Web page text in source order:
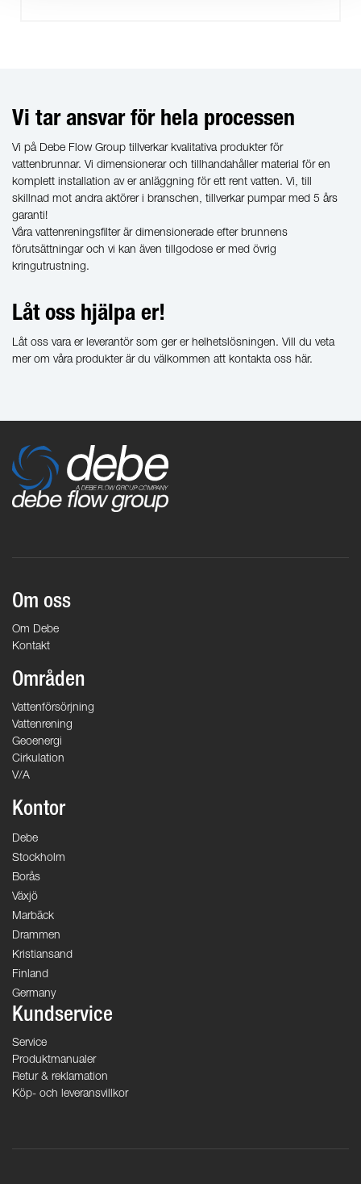
Vi tar ansvar för hela processen
Vi på Debe Flow Group tillverkar kvalitativa produkter för
vattenbrunnar. Vi dimensionerar och tillhandahåller material för en
komplett installation av er anläggning för ett rent vatten. Vi, till
skillnad mot andra aktörer i branschen, tillverkar pumpar med 5 års
garanti!
Våra vattenreningsfilter är dimensionerade efter brunnens
förutsättningar och vi kan även tillgodose er med övrig
kringutrustning.
Låt oss hjälpa er!
Låt oss vara er leverantör som ger er helhetslösningen. Vill du veta
mer om våra produkter är du välkommen att kontakta oss här.
Om oss
Om Debe
Kontakt
Områden
Vattenförsörjning
Vattenrening
Geoenergi
Cirkulation
V/A
Kontor
Debe
Stockholm
Borås
Växjö
Marbäck
Drammen
Kristiansand
Finland
Germany
Kundservice
Service
Produktmanualer
Retur & reklamation
Köp- och leveransvillkor